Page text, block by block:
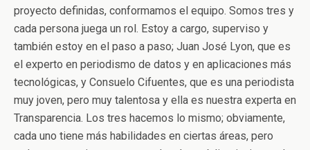
proyecto definidas, conformamos el equipo. Somos tres y
cada persona juega un rol. Estoy a cargo, superviso y
también estoy en el paso a paso; Juan José Lyon, que es
el experto en periodismo de datos y en aplicaciones más
tecnológicas, y Consuelo Cifuentes, que es una periodista
muy joven, pero muy talentosa y ella es nuestra experta en
Transparencia. Los tres hacemos lo mismo; obviamente,
cada uno tiene más habilidades en ciertas áreas, pero